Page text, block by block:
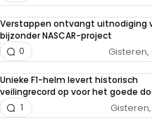
Verstappen ontvangt uitnodiging
bijzonder NASCAR-project
Gisteren,
0
Unieke F1-helm levert historisch
veilingrecord op voor het goede
Gisteren,
1